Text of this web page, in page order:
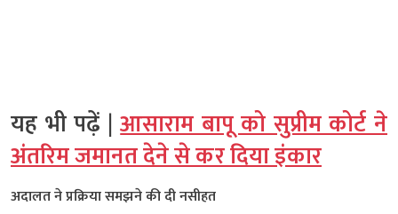
यह भी पढ़ें |आसाराम बापू को सुप्रीम कोर्ट ने
अंतरिम जमानत देने से कर दिया इंकार
अदालत ने प्रक्रिया समझने की दी नसीहत